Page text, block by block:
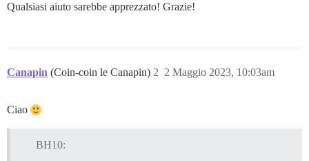
Qualsiasi aiuto sarebbe apprezzato! Grazie!
Canapin (Coin-coin le Canapin) 2 Maggio 2023, 10:03am
2
Ciao
BH10: